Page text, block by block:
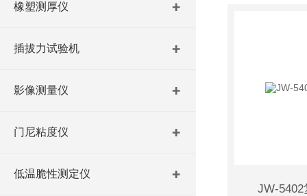
橡塑测厚仪
插拔力试验机
影像测量仪
门尼粘度仪
低温脆性测定仪
JW-